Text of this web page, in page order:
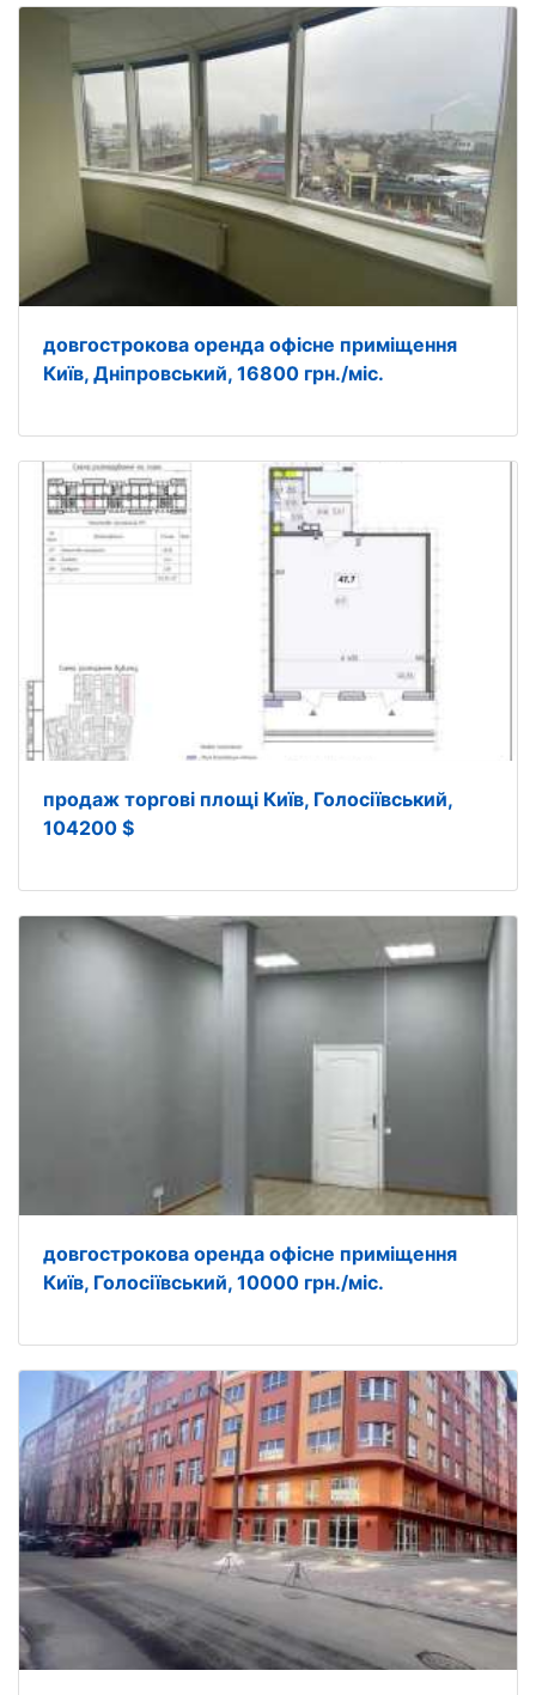
довгострокова оренда офісне приміщення
Київ, Дніпровський, 16800 грн./міс.
продаж торгові площі Київ, Голосіївський,
104200 $
довгострокова оренда офісне приміщення
Київ, Голосіївський, 10000 грн./міс.